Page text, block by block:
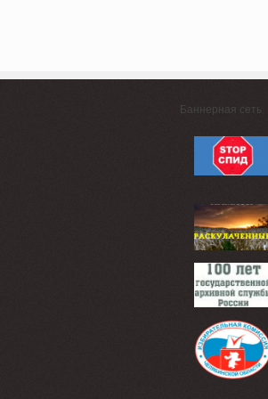
Баннерная сеть